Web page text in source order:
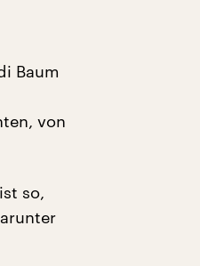
Baum
von
so,